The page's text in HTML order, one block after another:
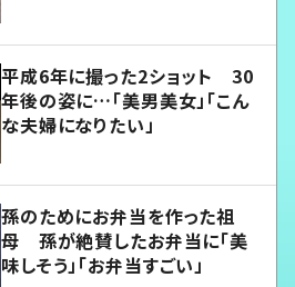
平成6年に撮った2ショット 30
年後の姿に…「美男美女」「こん
な夫婦になりたい」
孫のためにお弁当を作った祖
母 孫が絶賛したお弁当に「美
味しそう」「お弁当すごい」